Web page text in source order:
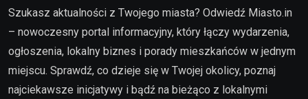
Szukasz aktualności z Twojego miasta? Odwiedź Miasto.in
– nowoczesny portal informacyjny, który łączy wydarzenia,
ogłoszenia, lokalny biznes i porady mieszkańców w jednym
miejscu. Sprawdź, co dzieje się w Twojej okolicy, poznaj
najciekawsze inicjatywy i bądź na bieżąco z lokalnymi